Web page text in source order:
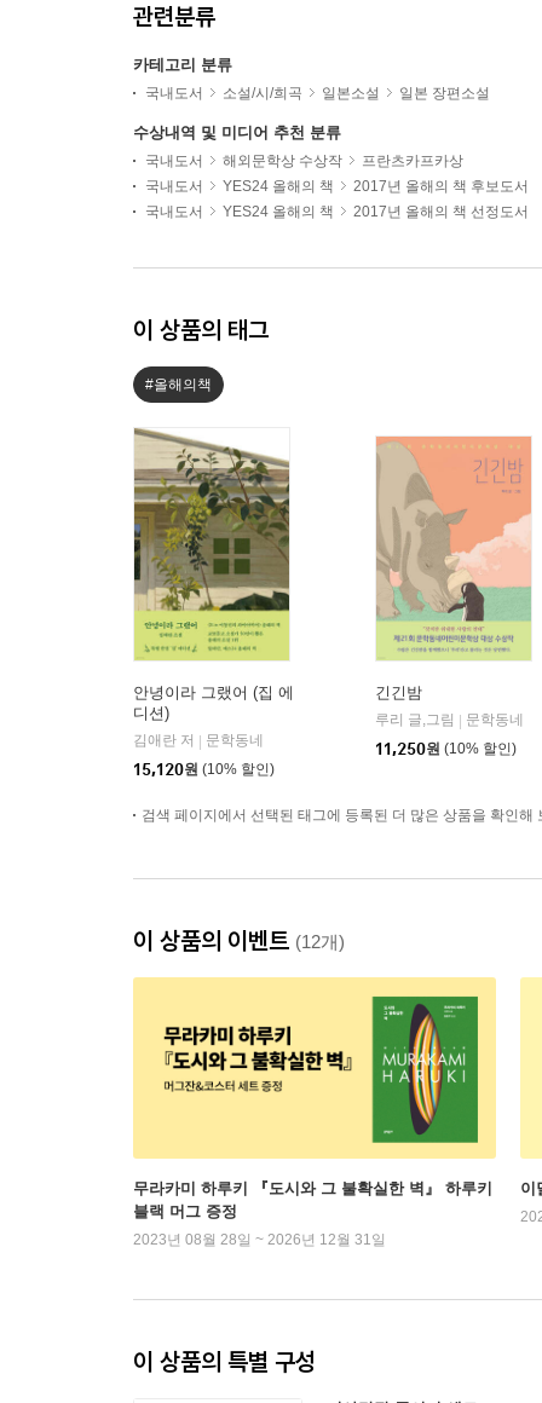
관련분류
카테고리 분류
국내도서 소설/시/희곡 일본소설 일본 장편소설
수상내역 및 미디어 추천 분류
국내도서 해외문학상 수상작
프란츠카프카상
국내도서
YES24 올해의 책
2017년 올해의 책 후보도서
국내도서
YES24 올해의 책 2017년 올해의 책 선정도서
이 상품의 태그
#올해의책
안녕이라 그랬어 (집 에
디션)
김애란 저
문학동네
15,120원 (10% 할인)
긴긴밤
루리 글,그림
문학동네
11,250원 (10% 할인)
검색 페이지에서 선택된 태그에 등록된 더 많은 상품을 확인해
이 상품의 이벤트 (12개)
무라카미 하루키 『도시와 그 불확실한 벽』 하루키
블랙 머그 증정
2023년 08월 28일 ~ 2026년 12월 31일
이
이 상품의 특별 구성